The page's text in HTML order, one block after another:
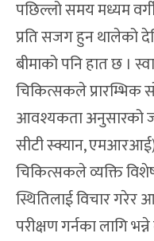
पछिल्लो समय मध्यम
प्रति सजग हुन थालेको
बीमाको पनि हात छ ।
चिकित्सकले प्रारम्भिक
आवश्यकता अनुसारको
सीटी स्क्यान,
चिकित्सकले व्यक्ति
स्थितिलाई विचार
परीक्षण गर्नका लागि